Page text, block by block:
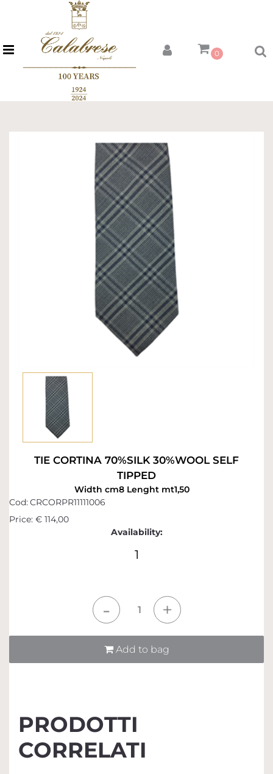
Open menu 0
TIE CORTINA 70%SILK 30%WOOL SELF
TIPPED
Width cm8 Lenght mt1,50
Cod:CRCORPR11111006
Price: € 114,00
Availability:
1
Add to bag
PRODOTTI
CORRELATI